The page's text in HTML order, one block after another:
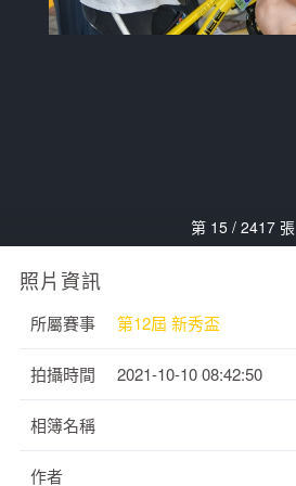
第 15 / 2417 張
照片資訊
所屬賽事 第12屆 新秀盃
拍攝時間 2021-10-10 08:42:50
相簿名稱
作者